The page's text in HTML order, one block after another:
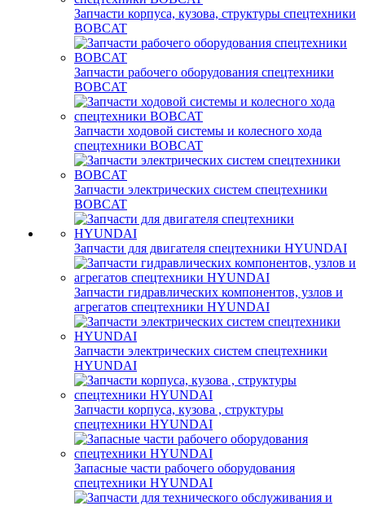
Запчасти корпуса, кузова, структуры спецтехники
BOBCAT
Запчасти рабочего оборудования спецтехники
BOBCAT
Запчасти ходовой системы и колесного хода
спецтехники BOBCAT
Запчасти электрических систем спецтехники
BOBCAT
Запчасти для двигателя спецтехники HYUNDAI
Запчасти гидравлических компонентов, узлов и
агрегатов спецтехники HYUNDAI
Запчасти электрических систем спецтехники
HYUNDAI
Запчасти корпуса, кузова , структуры
спецтехники HYUNDAI
Запасные части рабочего оборудования
спецтехники HYUNDAI